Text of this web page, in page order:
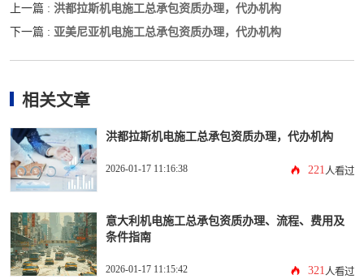
上一篇 : 洪都拉斯机电施工总承包资质办理，代办机构
下一篇 : 亚美尼亚机电施工总承包资质办理，代办机构
相关文章
洪都拉斯机电施工总承包资质办理，代办机构
2026-01-17 11:16:38 221 人看过
意大利机电施工总承包资质办理、流程、费用及
条件指南
2026-01-17 11:15:42 321 人看过